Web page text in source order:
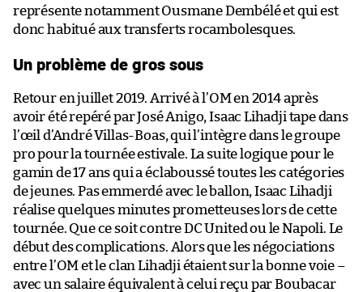
représente notamment Ousmane Dembélé et qui est
donc habitué aux transferts rocambolesques.
Un problème de gros sous
Retour en juillet 2019. Arrivé à l’OM en 2014 après
avoir été repéré par José Anigo, Isaac Lihadji tape dans
l’œil d’André Villas-Boas, qui l’intègre dans le groupe
pro pour la tournée estivale. La suite logique pour le
gamin de 17 ans qui a éclaboussé toutes les catégories
de jeunes. Pas emmerdé avec le ballon, Isaac Lihadji
réalise quelques minutes prometteuses lors de cette
tournée. Que ce soit contre DC United ou le Napoli. Le
début des complications. Alors que les négociations
entre l’OM et le clan Lihadji étaient sur la bonne voie –
avec un salaire équivalent à celui reçu par Boubacar